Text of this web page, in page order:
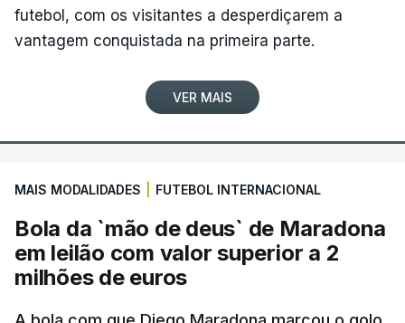
futebol, com os visitantes a desperdiçarem a
vantagem conquistada na primeira parte.
VER MAIS
MAIS MODALIDADES FUTEBOL INTERNACIONAL
Bola da `mão de deus` de Maradona
em leilão com valor superior a 2
milhões de euros